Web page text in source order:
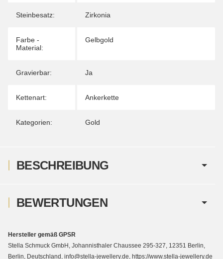
Steinbesatz: Zirkonia
Farbe -
Material:
Gelbgold
Gravierbar: Ja
Kettenart: Ankerkette
Kategorien: Gold
BESCHREIBUNG
BEWERTUNGEN
Hersteller gemäß GPSR
Stella Schmuck GmbH, Johannisthaler Chaussee 295-327, 12351 Berlin,
Berlin, Deutschland, info@stella-jewellery.de, https://www.stella-jewellery.de